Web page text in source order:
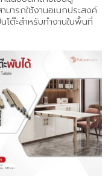
ารถใช้งานอเนกประสงค์
โต๊ะสำหรับทำงานในพื้นที่